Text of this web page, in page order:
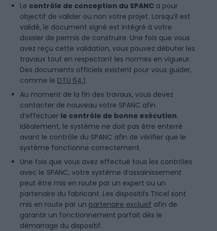
Le contrôle de conception du SPANC a pour
objectif de valider ou non votre projet. Lorsqu’il est
validé, le document signé est intégré à votre
dossier de permis de construire. Une fois que vous
avez reçu cette validation, vous pouvez débuter les
travaux tout en respectant les normes en vigueur.
Des documents officiels existent pour vous guider,
comme le DTU 64.1.
Au moment de la fin des travaux, vous devez
contacter de nouveau votre SPANC afin
d’effectuer le contrôle de bonne exécution.
Idéalement, le système ne doit pas être enterré
avant le contrôle du SPANC afin de vérifier que le
système fonctionne correctement.
Une fois que vous avez effectué tous les contrôles
avec le SPANC, votre système d’assainissement
peut être mis en route par un expert ou un
partenaire du fabricant. Les dispositifs Tricel sont
mis en route par un partenaire exclusif afin de
garantir un fonctionnement parfait dès le
démarrage du dispositif.